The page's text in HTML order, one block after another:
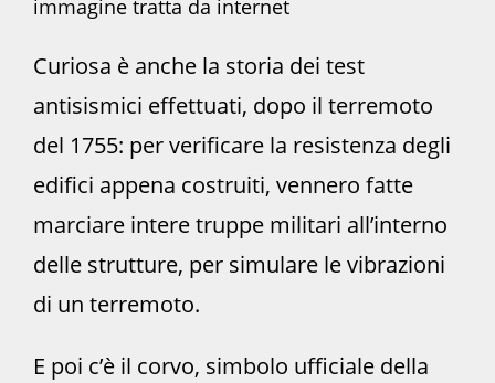
immagine tratta da internet
Curiosa è anche la storia dei test
antisismici effettuati, dopo il terremoto
del 1755: per verificare la resistenza degli
edifici appena costruiti, vennero fatte
marciare intere truppe militari all’interno
delle strutture, per simulare le vibrazioni
di un terremoto.
E poi c’è il corvo, simbolo ufficiale della